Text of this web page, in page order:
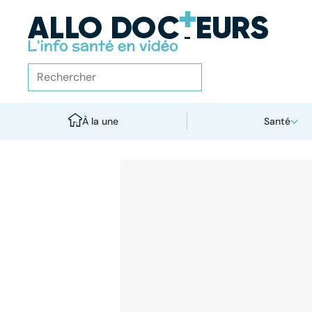
À la une Santé